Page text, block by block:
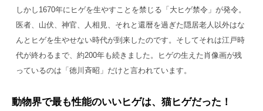
しかし1670年にヒゲを生やすことを禁じる「大ヒゲ禁令」が発令。
医者、山伏、神官、人相見、それと還暦を過ぎた隠居老人以外はな
んとヒゲを生やせない時代が到来したのです。そしてそれは江戸時
代が終わるまで、約200年も続きました。ヒゲの生えた肖像画が残
っているのは「徳川斉昭」だけと言われています。
動物界で最も性能のいいヒゲは、猫ヒゲだった！